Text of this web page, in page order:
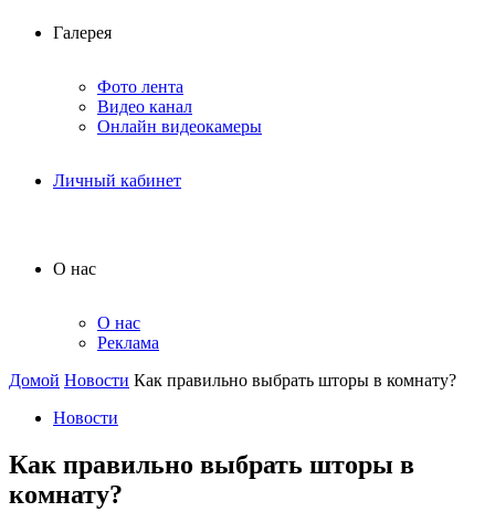
Галерея
Фото лента
Видео канал
Онлайн видеокамеры
Личный кабинет
О нас
О нас
Реклама
Домой Новости Как правильно выбрать шторы в комнату?
Новости
Как правильно выбрать шторы в
комнату?